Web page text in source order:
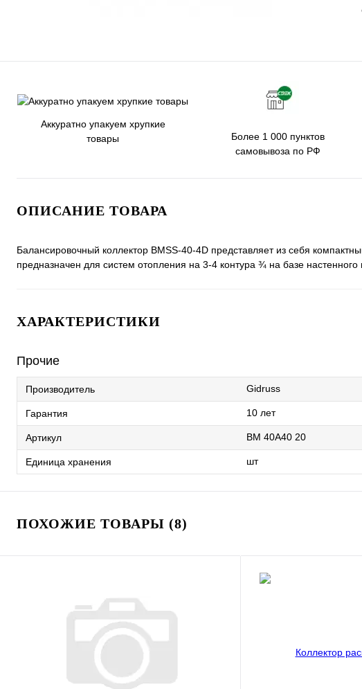
Аккуратно упакуем хрупкие
товары
Более 1 000 пунктов
самовывоза по РФ
ОПИСАНИЕ ТОВАРА
Балансировочный коллектор BMSS-40-4D представляет из себя
предназначен для систем отопления на 3-4 контура ¾ на базе настенного
ХАРАКТЕРИСТИКИ
Прочие
Производитель Gidruss
Гарантия 10 лет
Артикул BM 40A40 20
Единица хранения шт
ПОХОЖИЕ ТОВАРЫ (8)